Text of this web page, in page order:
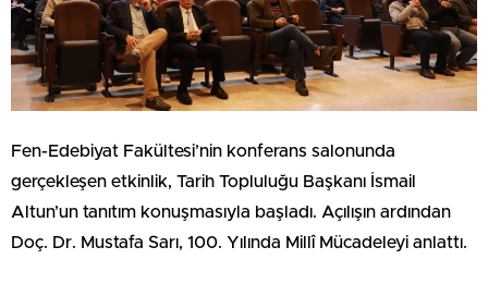
Fen-Edebiyat Fakültesi’nin konferans salonunda
gerçekleşen etkinlik, Tarih Topluluğu Başkanı İsmail
Altun’un tanıtım konuşmasıyla başladı. Açılışın ardından
Doç. Dr. Mustafa Sarı, 100. Yılında Millî Mücadeleyi anlattı.